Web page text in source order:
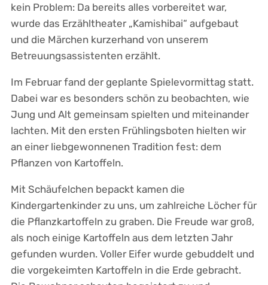
kein Problem: Da bereits alles vorbereitet war,
wurde das Erzähltheater „Kamishibai“ aufgebaut
und die Märchen kurzerhand von unserem
Betreuungsassistenten erzählt.
Im Februar fand der geplante Spielevormittag statt.
Dabei war es besonders schön zu beobachten, wie
Jung und Alt gemeinsam spielten und miteinander
lachten. Mit den ersten Frühlingsboten hielten wir
an einer liebgewonnenen Tradition fest: dem
Pflanzen von Kartoffeln.
Mit Schäufelchen bepackt kamen die
Kindergartenkinder zu uns, um zahlreiche Löcher für
die Pflanzkartoffeln zu graben. Die Freude war groß,
als noch einige Kartoffeln aus dem letzten Jahr
gefunden wurden. Voller Eifer wurde gebuddelt und
die vorgekeimten Kartoffeln in die Erde gebracht.